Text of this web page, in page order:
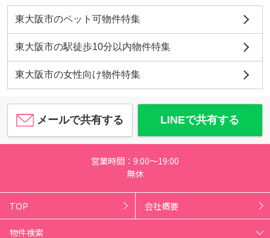
東大阪市のペット可物件特集
東大阪市の駅徒歩10分以内物件特集
東大阪市の女性向け物件特集
メールで共有する LINEで共有する
営業時間：9:00～19:00
無休
TOP 会社概要
物件検索